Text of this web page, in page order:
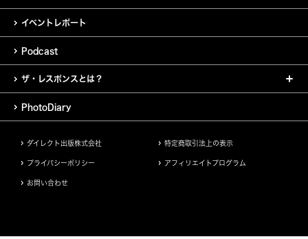
イベントレポート
Podcast
ザ・レスポンスとは？
PhotoDiary
ダイレクト出版株式会社 特定商取引法上の表示
プライバシーポリシー アフィリエイトプログラム
お問い合わせ